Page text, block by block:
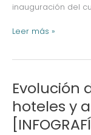
inauguración del
Leer más »
Evolución
hoteles y
Evolución
uso
de